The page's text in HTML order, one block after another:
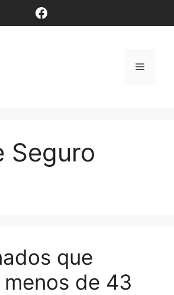
Facebook
Menú
Seguro
que
de 43